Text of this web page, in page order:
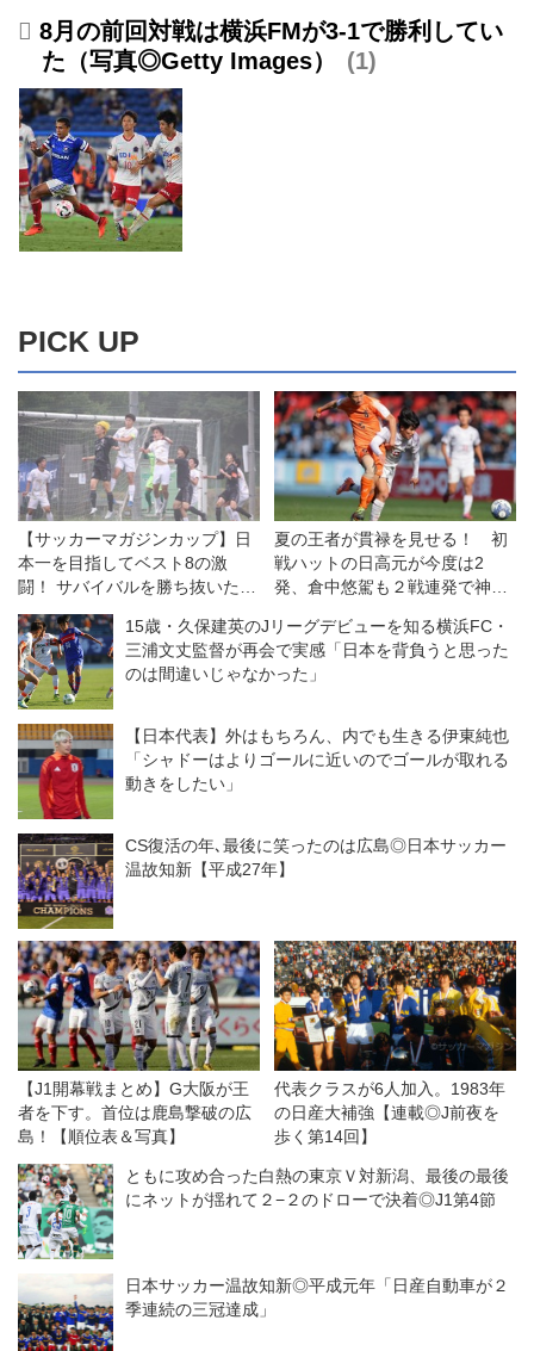
8月の前回対戦は横浜FMが3-1で勝利してい
た（写真◎Getty Images）
1
PICK UP
【サッカーマガジンカップ】日
本一を目指してベスト8の激
闘！ サバイバルを勝ち抜いた4
チームが11日午後の準決勝へ
夏の王者が貫禄を見せる！ 初
戦ハットの日高元が今度は2
発、倉中悠駕も２戦連発で神村
戦】
15歳・久保建英のJリーグデビューを知る横浜FC・
三浦文丈監督が再会で実感「日本を背負うと思った
のは間違いじゃなかった」
【日本代表】外はもちろん、内でも生きる伊東純也
「シャドーはよりゴールに近いのでゴールが取れる
動きをしたい」
CS復活の年､最後に笑ったのは広島◎日本サッカー
温故知新【平成27年】
【J1開幕戦まとめ】G大阪が王
者を下す。首位は鹿島撃破の広
島！【順位表＆写真】
代表クラスが6人加入。1983年
の日産大補強【連載◎J前夜を
歩く第14回】
ともに攻め合った白熱の東京Ｖ対新潟、最後の最後
にネットが揺れて２−２のドローで決着◎J1第4節
日本サッカー温故知新◎平成元年「日産自動車が２
季連続の三冠達成」